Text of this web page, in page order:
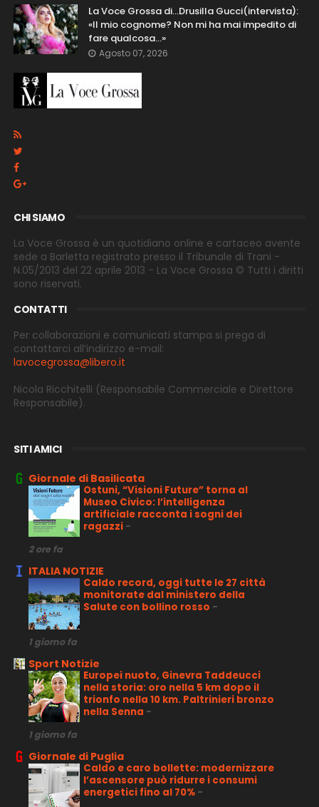
La Voce Grossa di…Drusilla Gucci(intervista):
«Il mio cognome? Non mi ha mai impedito di
fare qualcosa…»
Agosto 07, 2026
CHI SIAMO
La Voce Grossa è un quotidiano online e cartaceo avente
sede a Barletta registrato presso il Tribunale di Trani -
N.05/2013 del 22 aprile 2013 - La Voce Grossa © Tutti i diritti
sono riservati.
CONTATTI
Per collaborazioni e comunicati stampa si prega di
contattarci all’indirizzo e-mail:
lavocegrossa@libero.it
Nicola Ricchitelli (Responsabile Commerciale e Direttore
Responsabile).
SITI AMICI
Giornale di Basilicata
Ostuni, “Visioni Future” torna al
Museo Civico: l’intelligenza
artificiale racconta i sogni dei
ragazzi -
2 ore fa
ITALIA NOTIZIE
Caldo record, oggi tutte le 27 città
monitorate dal ministero della
Salute con bollino rosso -
1 giorno fa
Sport Notizie
Europei nuoto, Ginevra Taddeucci
nella storia: oro nella 5 km dopo il
trionfo nella 10 km. Paltrinieri bronzo
nella Senna -
1 giorno fa
Giornale di Puglia
Caldo e caro bollette: modernizzare
l’ascensore può ridurre i consumi
energetici fino al 70% -